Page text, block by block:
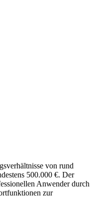
von rund
500.000 €. Der
Anwender durch
zur